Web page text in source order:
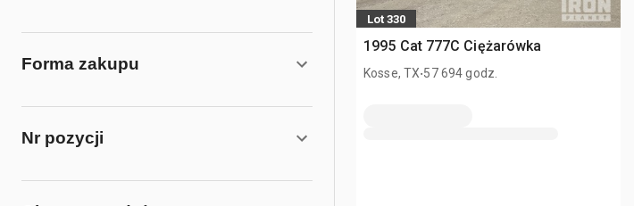
Forma zakupu
Nr pozycji
Lot 330
1995 Cat 777C Ciężarówka
Kosse, TX.57 694 godz.